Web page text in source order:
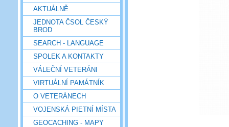
AKTUÁLNĚ
JEDNOTA ČSOL ČESKÝ
BROD
SEARCH - LANGUAGE
SPOLEK A KONTAKTY
VÁLEČNÍ VETERÁNI
VIRTUÁLNÍ PAMÁTNÍK
O VETERÁNECH
VOJENSKÁ PIETNÍ MÍSTA
GEOCACHING - MAPY